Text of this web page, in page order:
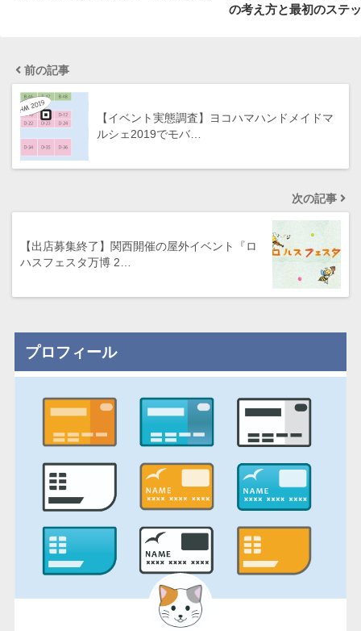
の考え方と最初のステ
前の記事
【イベント実態調査】ヨコハマハンドメイドマ
ルシェ2019でモバ…
次の記事
【出店募集終了】関西開催の屋外イベント『ロ
ハスフェスタ万博 2…
プロフィール